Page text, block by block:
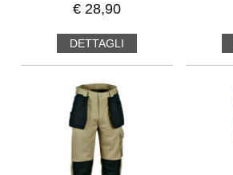
€ 28,90
DETTAGLI